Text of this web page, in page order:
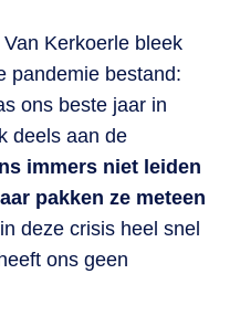
Kerkoerle bleek
pandemie bestand:
ons beste jaar in
deels aan de
immers niet leiden
pakken ze meteen
deze crisis heel snel
ons geen